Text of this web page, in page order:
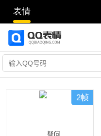
表情
2帧